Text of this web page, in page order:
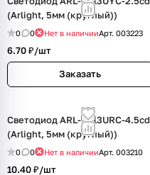
(Arlight, 5мм (круглый))
0 0 Нет в наличииАрт. 003223
6.70 ₽/шт
Заказать
Светодиод ARL-5313URC-4.5cd
(Arlight, 5мм (круглый))
0 0 Нет в наличииАрт. 003210
10.40 ₽/шт